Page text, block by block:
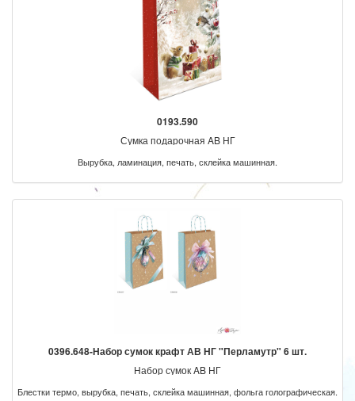
0193.590
Сумка подарочная AB НГ
Вырубка, ламинация, печать, склейка машинная.
0396.648-Набор сумок крафт АВ НГ "Перламутр" 6 шт.
Набор сумок AB НГ
Блестки термо, вырубка, печать, склейка машинная, фольга голографическая.